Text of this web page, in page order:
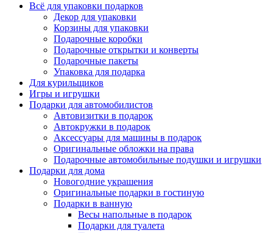
Всё для упаковки подарков
Декор для упаковки
Корзины для упаковки
Подарочные коробки
Подарочные открытки и конверты
Подарочные пакеты
Упаковка для подарка
Для курильщиков
Игры и игрушки
Подарки для автомобилистов
Автовизитки в подарок
Автокружки в подарок
Аксессуары для машины в подарок
Оригинальные обложки на права
Подарочные автомобильные подушки и игрушки
Подарки для дома
Новогодние украшения
Оригинальные подарки в гостиную
Подарки в ванную
Весы напольные в подарок
Подарки для туалета